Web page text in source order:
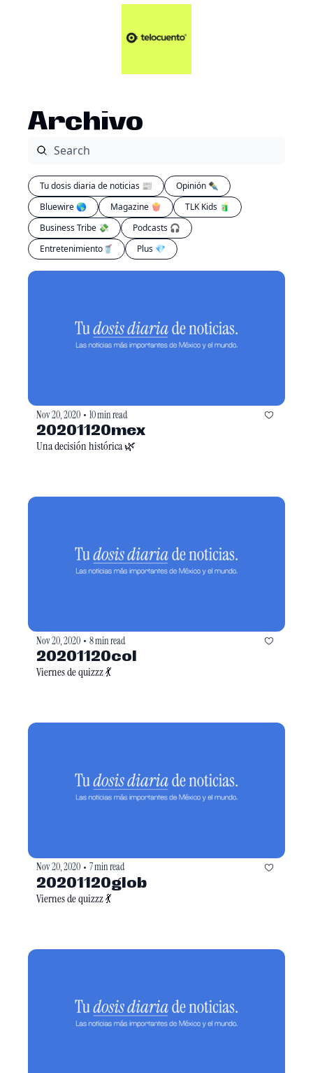
Artículos 📑
Plus 💎
Archivo
Tu dosis diaria de noticias 📰
Opinión ✒️
Bluewire 🌎
Magazine 🍿
TLK Kids 🧃
Business Tribe 💸
Podcasts 🎧
Entretenimiento🥤
Plus 💎
Nov 20, 2020 • 10 min read
20201120mex
Una decisión histórica 🌿
Nov 20, 2020 • 8 min read
20201120col
Viernes de quizzz 💃
Nov 20, 2020 • 7 min read
20201120glob
Viernes de quizzz 💃